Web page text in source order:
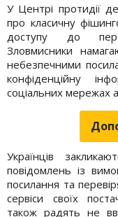
У Центрі протидії
про класичну
доступу до
Зловмисники
небезпечними
конфіденційну
соціальних мережах
Українців
повідомлень із
посилання та
сервіси своїх
також радять не